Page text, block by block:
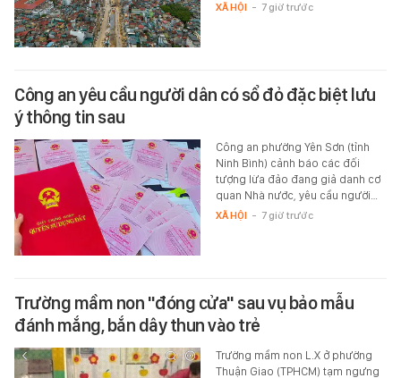
XÃ HỘI - 7 giờ trước
Công an yêu cầu người dân có sổ đỏ đặc biệt lưu
ý thông tin sau
Công an phường Yên Sơn (tỉnh
Ninh Bình) cảnh báo các đối
tượng lừa đảo đang giả danh cơ
quan Nhà nước, yêu cầu người…
XÃ HỘI - 7 giờ trước
Trường mầm non "đóng cửa" sau vụ bảo mẫu
đánh mắng, bắn dây thun vào trẻ
Trường mầm non L.X ở phường
Thuận Giao (TPHCM) tạm ngưng